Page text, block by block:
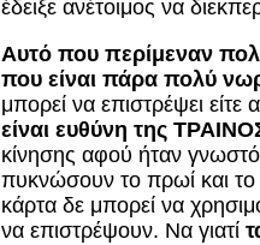
έδειξε ανέτοιμος να
Αυτό που περίμεναν
που είναι πάρα πολύ
μπορεί να επιστρέψει
είναι ευθύνη της
κίνησης αφού ήταν
πυκνώσουν το πρωί και το
κάρτα δε μπορεί να
να επιστρέψουν. Να γιατί